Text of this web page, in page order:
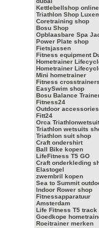
Kettlebellshop online
Triathlon Shop
Coretraining shop
Bosu Shop
Opblaasbare Spa
Power Plate shop
Fietsjassen
Fitness equipment
Hometrainer
Hometrainer
Mini hometrainer
Fitness crosstrainers
EasySwim shop
Bosu Balance
Fitness24
Outdoor
Fitt24
Orca
Triathlon wetsuits
Triathlon suit shop
Craft ondershirt
Ball Bike kopen
LifeFitness T5 GO
Craft onderkleding
Elastogel
zwembril kopen
Sea to Summit
Indoor Rower shop
Fitnessapparatuur
Amsterdam
Life Fitness T5 track
Goedkope
Roeitrainer merken